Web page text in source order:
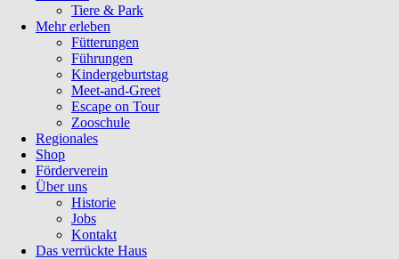
Tiere & Park
Mehr erleben
Fütterungen
Führungen
Kindergeburtstag
Meet-and-Greet
Escape on Tour
Zooschule
Regionales
Shop
Förderverein
Über uns
Historie
Jobs
Kontakt
Das verrückte Haus